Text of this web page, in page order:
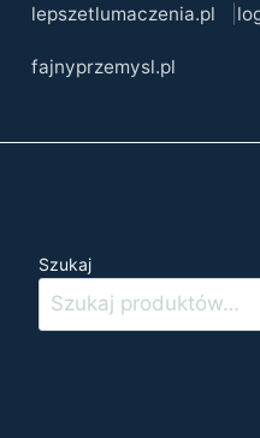
lepszetlumaczenia.pl
fajnyprzemysl.pl
Szukaj